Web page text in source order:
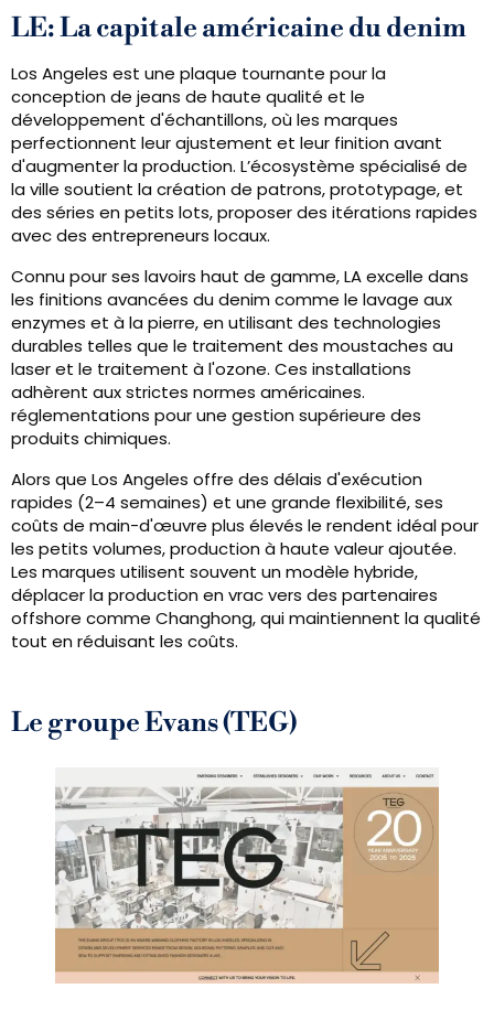
LE: La capitale américaine du denim
Los Angeles est une plaque tournante pour la
conception de jeans de haute qualité et le
développement d'échantillons, où les marques
perfectionnent leur ajustement et leur finition avant
d'augmenter la production. L’écosystème spécialisé de
la ville soutient la création de patrons, prototypage, et
des séries en petits lots, proposer des itérations rapides
avec des entrepreneurs locaux.
Connu pour ses lavoirs haut de gamme, LA excelle dans
les finitions avancées du denim comme le lavage aux
enzymes et à la pierre, en utilisant des technologies
durables telles que le traitement des moustaches au
laser et le traitement à l'ozone. Ces installations
adhèrent aux strictes normes américaines.
réglementations pour une gestion supérieure des
produits chimiques.
Alors que Los Angeles offre des délais d'exécution
rapides (2–4 semaines) et une grande flexibilité, ses
coûts de main-d'œuvre plus élevés le rendent idéal pour
les petits volumes, production à haute valeur ajoutée.
Les marques utilisent souvent un modèle hybride,
déplacer la production en vrac vers des partenaires
offshore comme Changhong, qui maintiennent la qualité
tout en réduisant les coûts.
Le groupe Evans (TEG)